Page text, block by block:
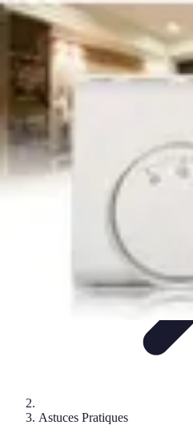
Supermarché Online
Astuces pratiquesConseils pratiques
Comparatif
Supermarché Online
Astuces Pratiques